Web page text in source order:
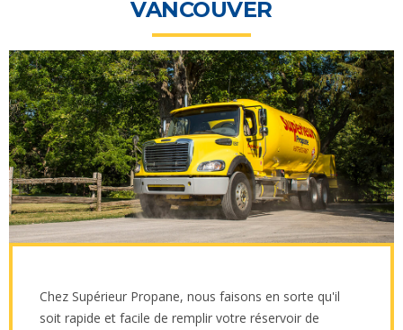
VANCOUVER
Chez Supérieur Propane, nous faisons en sorte qu'il
soit rapide et facile de remplir votre réservoir de